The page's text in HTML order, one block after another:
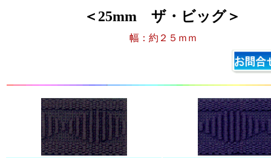
＜25mm ザ・ビッグ＞
幅：約２５ｍｍ